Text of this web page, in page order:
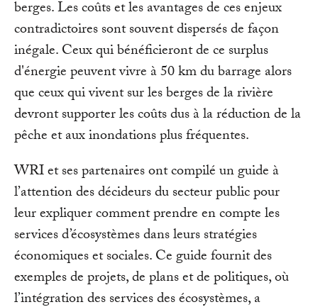
berges. Les coûts et les avantages de ces enjeux
contradictoires sont souvent dispersés de façon
inégale. Ceux qui bénéficieront de ce surplus
d'énergie peuvent vivre à 50 km du barrage alors
que ceux qui vivent sur les berges de la rivière
devront supporter les coûts dus à la réduction de la
pêche et aux inondations plus fréquentes.
WRI et ses partenaires ont compilé un guide à
l’attention des décideurs du secteur public pour
leur expliquer comment prendre en compte les
services d’écosystèmes dans leurs stratégies
économiques et sociales. Ce guide fournit des
exemples de projets, de plans et de politiques, où
l’intégration des services des écosystèmes, a